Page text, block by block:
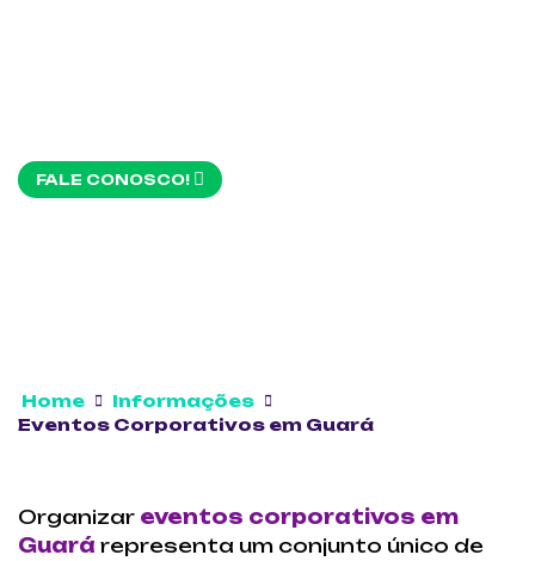
FALE CONOSCO!
Home
Informações
Eventos Corporativos em Guará
Organizar eventos corporativos em
Guará representa um conjunto único de